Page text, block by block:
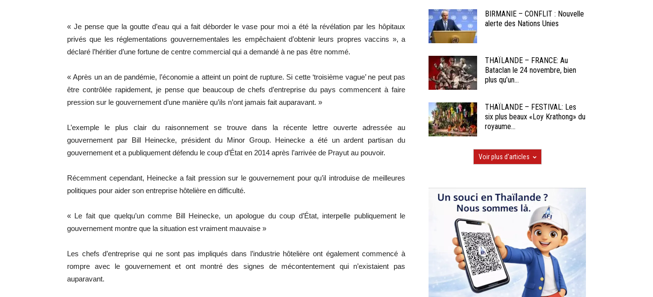
« Je pense que la goutte d’eau qui a fait déborder le vase pour moi a été la révélation par les hôpitaux
privés que les réglementations gouvernementales les empêchaient d’obtenir leurs propres vaccins », a
déclaré l’héritier d’une fortune de centre commercial qui a demandé à ne pas être nommé.
« Après un an de pandémie, l’économie a atteint un point de rupture. Si cette ‘troisième vague’ ne peut pas
être contrôlée rapidement, je pense que beaucoup de chefs d’entreprise du pays commencent à faire
pression sur le gouvernement d’une manière qu’ils n’ont jamais fait auparavant. »
L’exemple le plus clair du raisonnement se trouve dans la récente lettre ouverte adressée au
gouvernement par Bill Heinecke, président du Minor Group. Heinecke a été un ardent partisan du
gouvernement et a publiquement défendu le coup d’État en 2014 après l’arrivée de Prayut au pouvoir.
Récemment cependant, Heinecke a fait pression sur le gouvernement pour qu’il introduise de meilleures
politiques pour aider son entreprise hôtelière en difficulté.
« Le fait que quelqu’un comme Bill Heinecke, un apologue du coup d’État, interpelle publiquement le
gouvernement montre que la situation est vraiment mauvaise »
Les chefs d’entreprise qui ne sont pas impliqués dans l’industrie hôtelière ont également commencé à
rompre avec le gouvernement et ont montré des signes de mécontentement qui n’existaient pas
auparavant.
BIRMANIE – CONFLIT : Nouvelle
alerte des Nations Unies
THAÏLANDE – FRANCE: Au
Bataclan le 24 novembre, bien
plus qu’un...
THAÏLANDE – FESTIVAL: Les
six plus beaux «Loy Krathong» du
royaume...
Voir plus d'articles